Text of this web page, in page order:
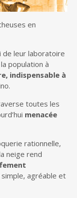
en
de leur laboratoire
population à
indispensable à
toutes les
menacée
rationnelle,
neige rend
agréable et